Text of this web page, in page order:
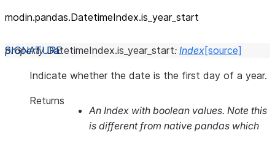
modin.pandas.DatetimeIndex.is_ year_ start
property DatetimeIndex.is_year_start: Index[source]
Indicate whether the date is the first day of a year.
Returns
An Index with boolean values. Note this
is different from native pandas which